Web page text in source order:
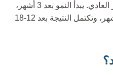
يتبع نفس الجدول الزمني للشعر العادي. يبدأ النمو بعد 3 أشهر،
وتظهر النتائج الملموسة بعد 6 أشهر، وتكتمل النتيجة بعد 12-18